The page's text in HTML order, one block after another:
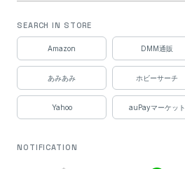
駿河屋
WonderToys
売切れ DMM通販
売切れ DMM通販
SEARCH IN STORE
Amazon DMM通販
あみあみ ホビーサーチ
Yahoo auPayマーケット
NOTIFICATION